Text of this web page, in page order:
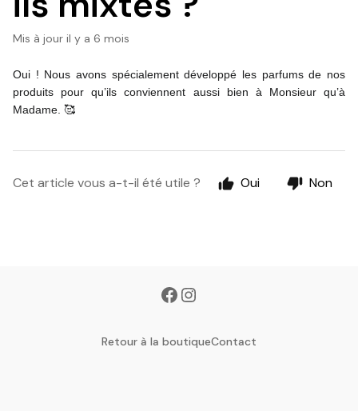
Mis à jour il y a 6 mois
Oui ! Nous avons spécialement développé les parfums de nos
produits pour qu’ils conviennent aussi bien à Monsieur qu’à
Madame. 🥰
Cet article vous a-t-il été utile ? Oui Non
Retour à la boutiqueContact